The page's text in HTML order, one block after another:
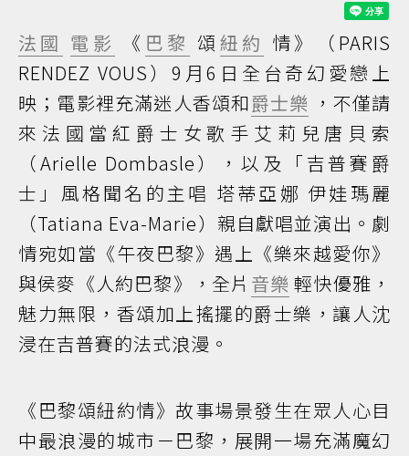
法國 電影 《 巴黎 頌 紐約 情》（PARIS
RENDEZ VOUS）9月6日全台奇幻愛戀上
映；電影裡充滿迷人香頌和爵士樂 ，不僅請
來法國當紅爵士女歌手艾莉兒唐貝索
（Arielle Dombasle），以及「吉普賽爵
士」風格聞名的主唱 塔蒂亞娜 伊娃瑪麗
（Tatiana Eva-Marie）親自獻唱並演出。劇
情宛如當《午夜巴黎》遇上《樂來越愛你》
與侯麥《人約巴黎》，全片 音樂 輕快優雅，
魅力無限，香頌加上搖擺的爵士樂，讓人沈
浸在吉普賽的法式浪漫。
《巴黎頌紐約情》故事場景發生在眾人心目
中最浪漫的城市－巴黎，展開一場充滿魔幻